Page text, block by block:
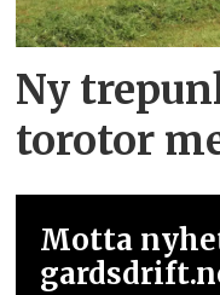
Ny
torotor
Motta